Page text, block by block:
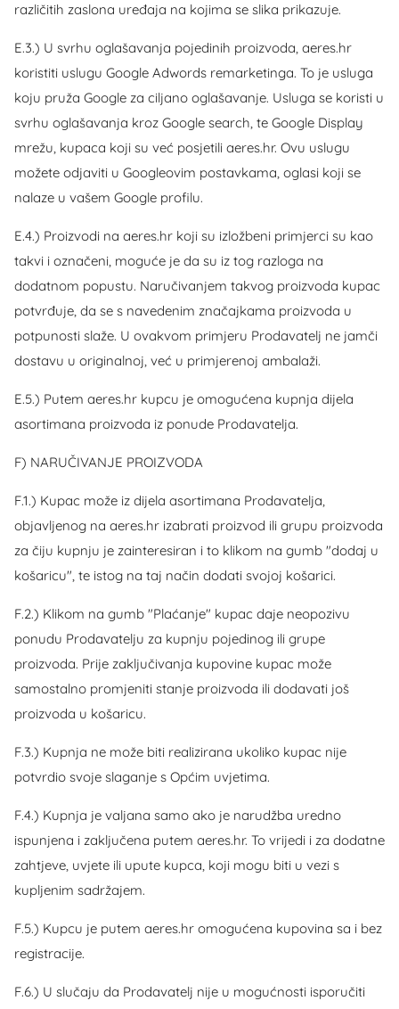
različitih zaslona uređaja na kojima se slika prikazuje.
E.3.) U svrhu oglašavanja pojedinih proizvoda, aeres.hr
koristiti uslugu Google Adwords remarketinga. To je usluga
koju pruža Google za ciljano oglašavanje. Usluga se koristi u
svrhu oglašavanja kroz Google search, te Google Display
mrežu, kupaca koji su već posjetili aeres.hr. Ovu uslugu
možete odjaviti u Googleovim postavkama, oglasi koji se
nalaze u vašem Google profilu.
E.4.) Proizvodi na aeres.hr koji su izložbeni primjerci su kao
takvi i označeni, moguće je da su iz tog razloga na
dodatnom popustu. Naručivanjem takvog proizvoda kupac
potvrđuje, da se s navedenim značajkama proizvoda u
potpunosti slaže. U ovakvom primjeru Prodavatelj ne jamči
dostavu u originalnoj, već u primjerenoj ambalaži.
E.5.) Putem aeres.hr kupcu je omogućena kupnja dijela
asortimana proizvoda iz ponude Prodavatelja.
F) NARUČIVANJE PROIZVODA
F.1.) Kupac može iz dijela asortimana Prodavatelja,
objavljenog na aeres.hr izabrati proizvod ili grupu proizvoda
za čiju kupnju je zainteresiran i to klikom na gumb "dodaj u
košaricu", te istog na taj način dodati svojoj košarici.
F.2.) Klikom na gumb "Plaćanje" kupac daje neopozivu
ponudu Prodavatelju za kupnju pojedinog ili grupe
proizvoda. Prije zaključivanja kupovine kupac može
samostalno promjeniti stanje proizvoda ili dodavati još
proizvoda u košaricu.
F.3.) Kupnja ne može biti realizirana ukoliko kupac nije
potvrdio svoje slaganje s Općim uvjetima.
F.4.) Kupnja je valjana samo ako je narudžba uredno
ispunjena i zaključena putem aeres.hr. To vrijedi i za dodatne
zahtjeve, uvjete ili upute kupca, koji mogu biti u vezi s
kupljenim sadržajem.
F.5.) Kupcu je putem aeres.hr omogućena kupovina sa i bez
registracije.
F.6.) U slučaju da Prodavatelj nije u mogućnosti isporučiti